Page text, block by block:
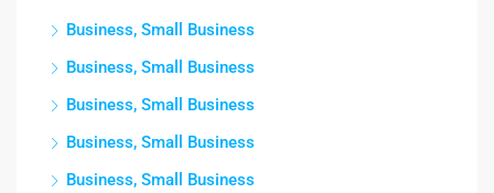
Business, Small Business
Business, Small Business
Business, Small Business
Business, Small Business
Business, Small Business